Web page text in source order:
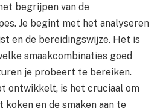
begrijpen van de
Je begint met het analyseren
en de bereidingswijze. Het is
smaakcombinaties goed
je probeert te bereiken.
ontwikkelt, is het cruciaal om
en de smaken aan te